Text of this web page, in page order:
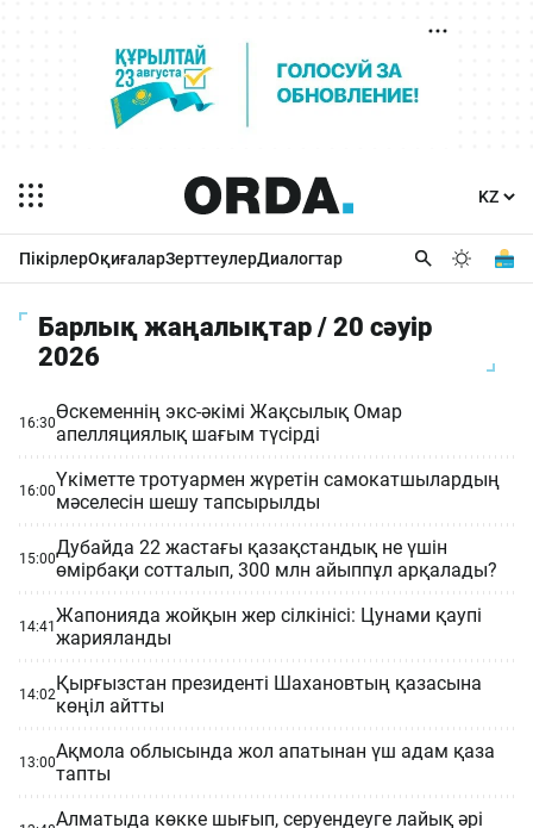
ПікірлерОқиғаларЗерттеулерДиалогтар
Барлық жаңалықтар / 20 сәуір
2026
16:30Өскеменнің экс-әкімі Жақсылық Омар
апелляциялық шағым түсірді
16:00Үкіметте тротуармен жүретін самокатшылардың
мәселесін шешу тапсырылды
15:00Дубайда 22 жастағы қазақстандық не үшін
өмірбақи сотталып, 300 млн айыппұл арқалады?
14:41 Жапонияда жойқын жер сілкінісі: Цунами қаупі
жарияланды
14:02Қырғызстан президенті Шахановтың қазасына
көңіл айтты
13:00Ақмола облысында жол апатынан үш адам қаза
тапты
Алматыда көкке шығып, серуендеуге лайық әрі